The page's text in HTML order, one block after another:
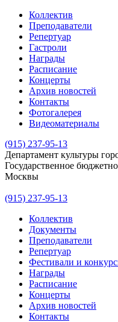
Коллектив
Преподаватели
Репертуар
Гастроли
Награды
Расписание
Концерты
Архив новостей
Контакты
Фотогалерея
Видеоматериалы
(915) 237-95-13
Департамент культуры
Государственное
Москвы
(915) 237-95-13
Коллектив
Документы
Преподаватели
Репертуар
Фестивали и
Награды
Расписание
Концерты
Архив новостей
Контакты